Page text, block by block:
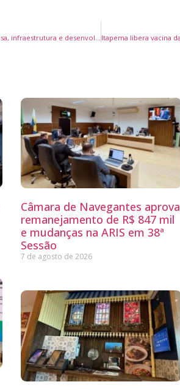
Brasil e Suriname assinam acordos em defesa, infraestrutura e desenvolvimento sustentável durante visita oficial de Jennifer Geerlings-Simons
Câmara de Navegantes aprova
remanejamento de R$ 847 mil
e mudanças na ARIS em 38ª
Sessão
7 de agosto de 2026